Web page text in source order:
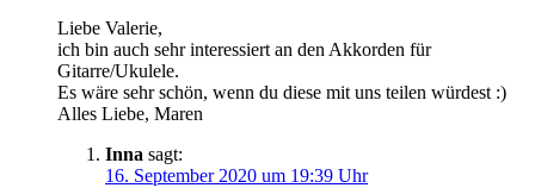
Liebe Valerie,
ich bin auch sehr interessiert an den Akkorden für
Gitarre/Ukulele.
Es wäre sehr schön, wenn du diese mit uns teilen würdest :)
Alles Liebe, Maren
Inna sagt:
16. September 2020 um 19:39 Uhr